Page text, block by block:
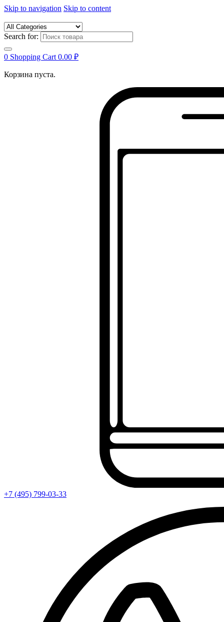
Skip to navigation Skip to content
Search for:
0 Shopping Cart 0.00 ₽
Корзина пуста.
+7 (495) 799-03-33